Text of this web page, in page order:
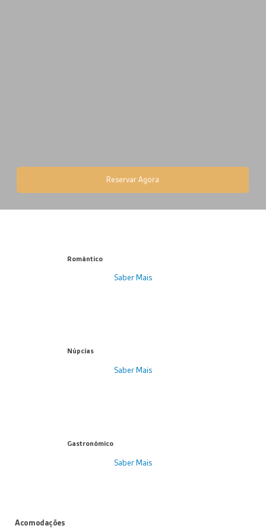
Reservar Agora
Romântico
Saber Mais
Núpcias
Saber Mais
Gastronômico
Saber Mais
Acomodações